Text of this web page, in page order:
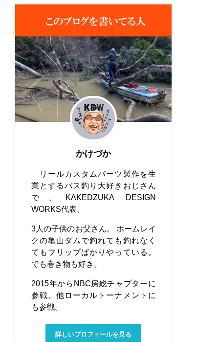
かけづか
リールカスタムパーツ製作を生
業とするバス釣り大好きおじさん
で、KAKEDZUKA DESIGN
WORKS代表。
3人の子供のお父さん。 ホームレイ
クの亀山ダムで釣れても釣れなく
てもフリップばかりやっている。
でも巻き物も好き。
2015年からNBC房総チャプターに
参戦。他ローカルトーナメントに
も参戦。
詳しいプロフィールを見る